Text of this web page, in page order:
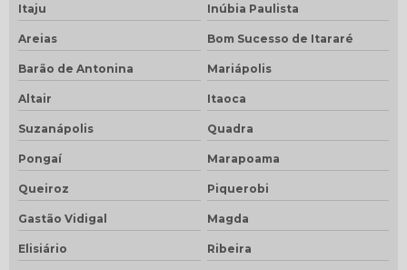
Itaju Inúbia Paulista
Areias Bom Sucesso de Itararé
Barão de Antonina Mariápolis
Altair Itaoca
Suzanápolis Quadra
Pongaí Marapoama
Queiroz Piquerobi
Gastão Vidigal Magda
Elisiário Ribeira